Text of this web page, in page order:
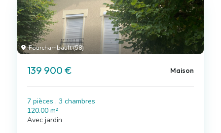
Fourchambault (58)
139 900 € Maison
7 pièces , 3 chambres
120.00 m²
Avec jardin